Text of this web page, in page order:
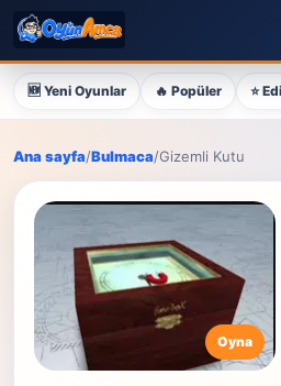
🆕 Yeni Oyunlar 🔥 Popüler ⭐
Ana sayfa/Bulmaca/Gizemli Kutu